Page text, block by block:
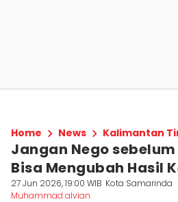
Home News Kalimantan
Jangan Nego
Bisa Mengubah Hasil
27 Jun 2026, 19:00 WIB Kota Samarinda
Muhammad alvian